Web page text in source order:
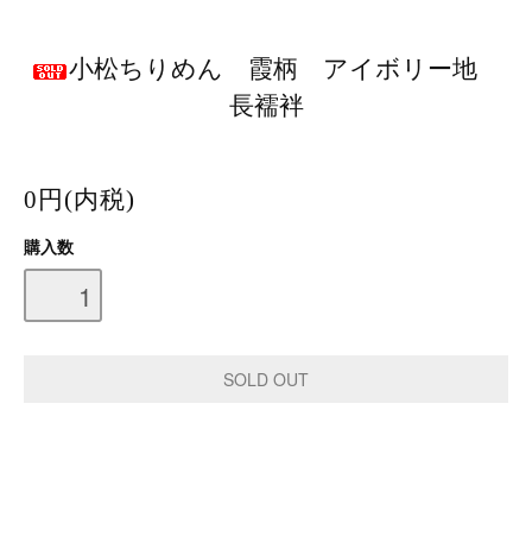
小松ちりめん 霞柄 アイボリー地
長襦袢
0円(内税)
購入数